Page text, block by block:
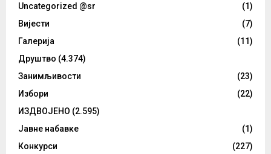
Uncategorized @sr
(1)
Вијести
(7)
Галерија
(11)
Друштво (4.374)
Занимљивости
(23)
Избори
(22)
ИЗДВОЈЕНО (2.595)
Јавне набавке
(1)
Конкурси
(227)